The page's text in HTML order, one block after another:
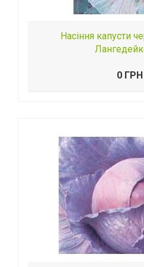
Насіння капусти
0 ГРН